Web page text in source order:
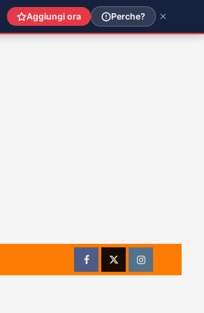
FacebookTwitterInstagram
Aggiungi ora Perche?